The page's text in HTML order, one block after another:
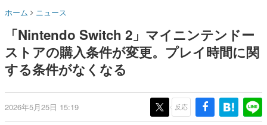
名作ゲームクリエイターの方々に製作時のエピソードをお
きます。
赫本
この物語を解いてはいけない。『赫本』は、〈試験問題〉
の形をした短編ホラー小説集です。
これからのデジタルゲーム市場を担う若きクリエイター達
の姿を追い、彼らのルーツと情熱を探っていきます。
対応しSNSで話題に。『キング
プロ野球選手から称賛の声
ら8月20日までの期間限定で開
催予定
ホーム ニュース
「Nintendo Switch 2」マイニンテンドー
ストアの購入条件が変更。プレイ時間に関
する条件がなくなる
2026年5月25日 15:19 反応